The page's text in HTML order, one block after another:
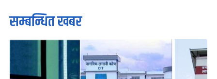
सम्बन्धित खबर